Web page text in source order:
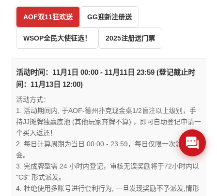
AOF双11狂欢送 GG迎新注册送
WSOP全民大使征选！ 2025注册送门票
活动时间：11月1日 00:00 - 11月11日 23:59 (登记截止时
间：11月13日 12:00)
活动方式：
1. 活动期间内, 于AOF-德州扑克现金桌1/2盲注以上级别，手
持JJ摊牌独赢底池 (其他玩家弃牌不算) ，即可自助登记申请一
个买入返还！
2. 每日计算周期为当日 00:00 - 23:59，每日仅限一次领奖机
会。
3. 完成牌型需 24 小时内登记，审核无误奖励将于72小时内以
"C$" 形式派发。
4. 杜绝使用多账号进行套利行为, 一旦发现奖励不予派发,情形